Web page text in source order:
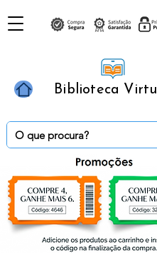
Biblioteca